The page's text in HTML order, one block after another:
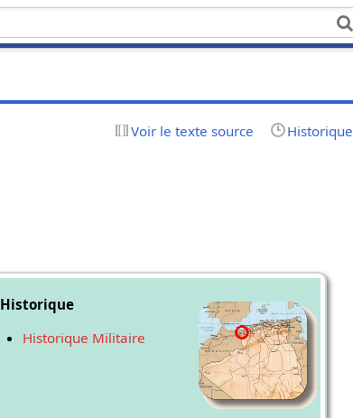
Voir le texte source Historique
Historique
Historique Militaire